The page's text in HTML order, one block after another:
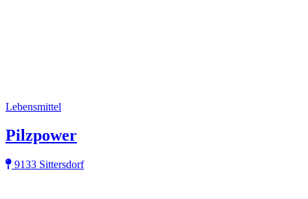
Lebensmittel
Pilzpower
9133 Sittersdorf